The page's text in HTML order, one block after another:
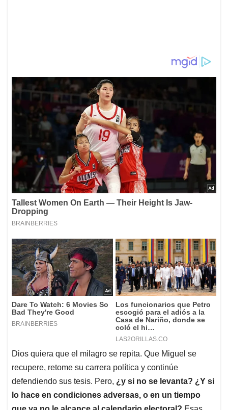
Dios quiera que el milagro se repita. Que Miguel se
recupere, retome su carrera política y continúe
defendiendo sus tesis. Pero, ¿y si no se levanta? ¿Y si
lo hace en condiciones adversas, o en un tiempo